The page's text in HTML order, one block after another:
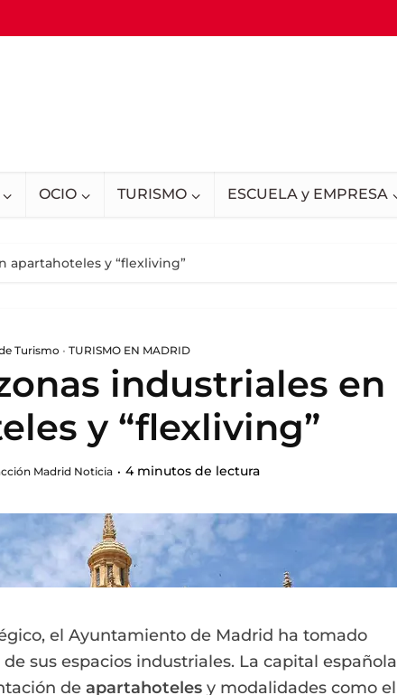
OCIO TURISMO ESCUELA y EMPRESA
apartahoteles y “flexliving”
Turismo • TURISMO EN MADRID
industriales en
y “flexliving”
Madrid Noticia 4 minutos de lectura
el Ayuntamiento de Madrid ha tomado
sus espacios industriales. La capital española
de apartahoteles y modalidades como el